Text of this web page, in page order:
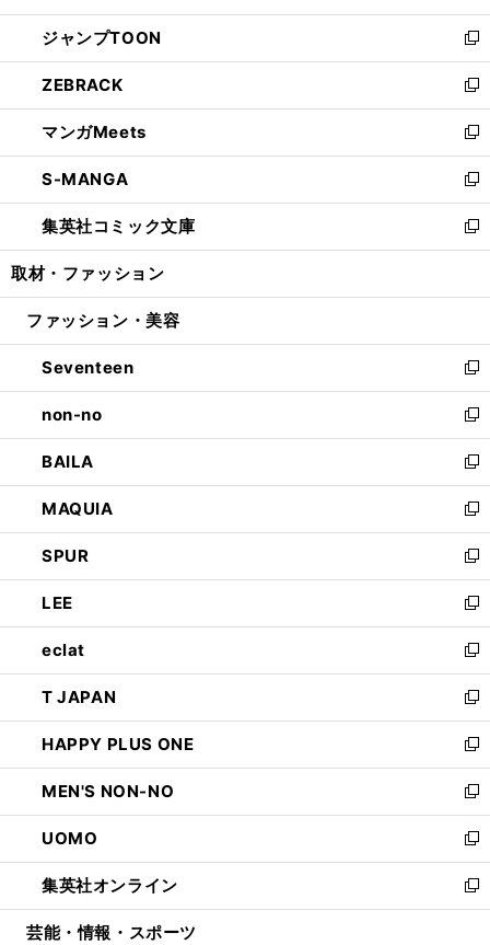
開
く
ウ
で
開
く
ン
ド
ウ
で
開
く
ウ
ィ
ン
ド
ウ
で
開
く
し
い
ウ
ィ
ン
ド
ウ
で
開
く
ジャンプTOON
新
し
い
ウ
ィ
ン
ド
ウ
で
開
ZEBRACK
新
し
い
ウ
ィ
ン
ド
ウ
開
マンガMeets
新
し
い
ウ
ィ
ン
ウ
開
く
S-MANGA
新
し
い
ウ
ン
ウ
で
開
く
集英社コミック文庫
新
し
ウ
ン
ド
ウ
で
開
く
取材・ファッション
ファッション・美容
Seventeen
新
し
い
ウ
ィ
ン
ド
ウ
で
開
く
non-no
新
し
い
ウ
ィ
ン
ド
ウ
で
開
く
BAILA
新
し
い
ウ
ィ
ン
ド
ウ
で
開
く
MAQUIA
新
し
い
ウ
ィ
ン
ド
ウ
で
開
く
SPUR
新
し
い
ウ
ィ
ン
ド
ウ
で
開
く
LEE
新
し
い
ウ
ィ
ン
ド
ウ
で
開
く
eclat
新
し
い
ウ
ィ
ン
ド
ウ
で
開
く
T JAPAN
新
し
い
ウ
ィ
ン
ド
ウ
で
開
HAPPY PLUS ONE
新
し
い
ウ
ィ
ン
ド
ウ
MEN'S NON-NO
新
し
い
ウ
ィ
ン
UOMO
新
し
い
ウ
集英社オンライン
新
し
芸能・情報・スポーツ